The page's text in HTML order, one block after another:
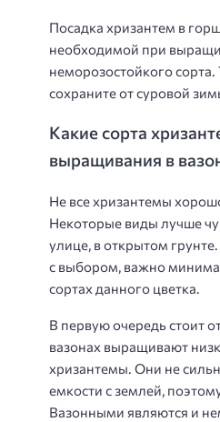
Посадка хризантем в
необходимой при
неморозостойкого
сохраните от суровой
Какие сорта
выращивания в
Не все хризантемы
Некоторые виды лучше
улице, в открытом
с выбором, важно
сортах данного цветка.
В первую очередь стоит
вазонах выращивают
хризантемы. Они не
емкости с землей,
Вазонными являются и